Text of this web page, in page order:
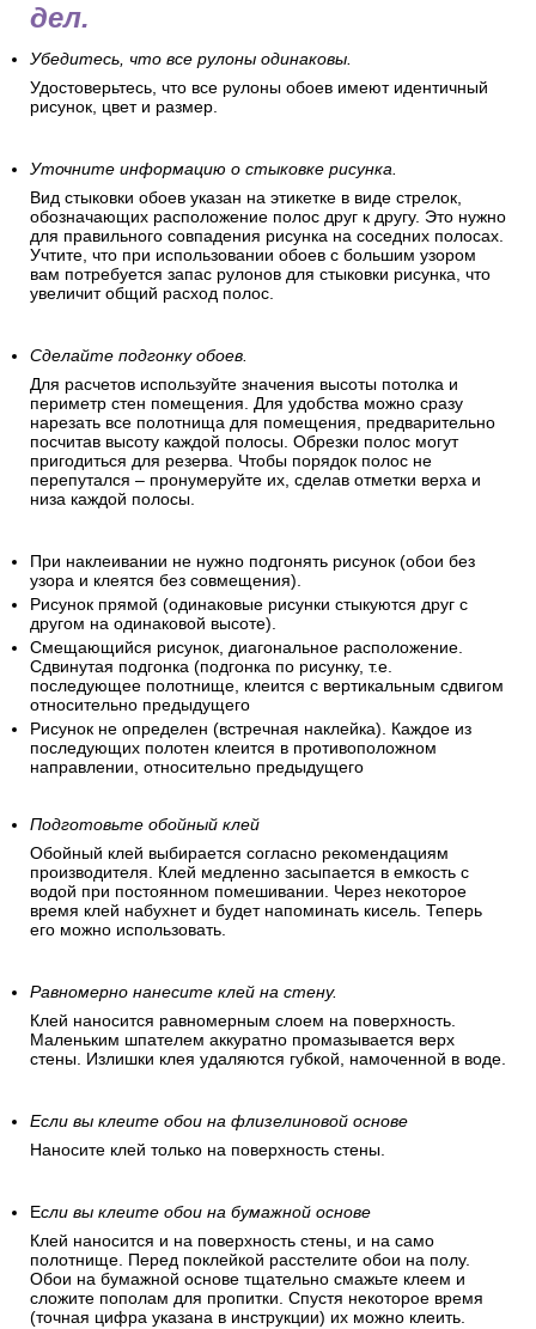
дел.
Убедитесь, что все рулоны одинаковы.
Удостоверьтесь, что все рулоны обоев имеют идентичный
рисунок, цвет и размер.
Уточните информацию о стыковке рисунка.
Вид стыковки обоев указан на этикетке в виде стрелок,
обозначающих расположение полос друг к другу. Это нужно
для правильного совпадения рисунка на соседних полосах.
Учтите, что при использовании обоев с большим узором
вам потребуется запас рулонов для стыковки рисунка, что
увеличит общий расход полос.
Сделайте подгонку обоев.
Для расчетов используйте значения высоты потолка и
периметр стен помещения. Для удобства можно сразу
нарезать все полотнища для помещения, предварительно
посчитав высоту каждой полосы. Обрезки полос могут
пригодиться для резерва. Чтобы порядок полос не
перепутался – пронумеруйте их, сделав отметки верха и
низа каждой полосы.
При наклеивании не нужно подгонять рисунок (обои без
узора и клеятся без совмещения).
Рисунок прямой (одинаковые рисунки стыкуются друг с
другом на одинаковой высоте).
Смещающийся рисунок, диагональное расположение.
Сдвинутая подгонка (подгонка по рисунку, т.е.
последующее полотнище, клеится с вертикальным сдвигом
относительно предыдущего
Рисунок не определен (встречная наклейка). Каждое из
последующих полотен клеится в противоположном
направлении, относительно предыдущего
Подготовьте обойный клей
Обойный клей выбирается согласно рекомендациям
производителя. Клей медленно засыпается в емкость с
водой при постоянном помешивании. Через некоторое
время клей набухнет и будет напоминать кисель. Теперь
его можно использовать.
Равномерно нанесите клей на стену.
Клей наносится равномерным слоем на поверхность.
Маленьким шпателем аккуратно промазывается верх
стены. Излишки клея удаляются губкой, намоченной в воде.
Если вы клеите обои на флизелиновой основе
Наносите клей только на поверхность стены.
Если вы клеите обои на бумажной основе
Клей наносится и на поверхность стены, и на само
полотнище. Перед поклейкой расстелите обои на полу.
Обои на бумажной основе тщательно смажьте клеем и
сложите пополам для пропитки. Спустя некоторое время
(точная цифра указана в инструкции) их можно клеить.